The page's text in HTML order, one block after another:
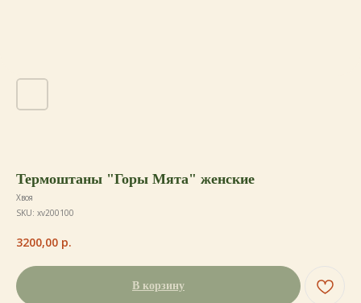
Термоштаны "Горы Мята" женские
Хвоя
SKU: xv200100
3200,00 р.
В корзину